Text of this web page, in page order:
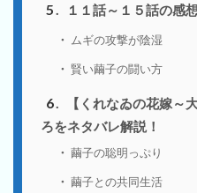
5 １１話～１５話の感
ムギの攻撃が陰湿
賢い繭子の闘い方
6
【くれなゐの花嫁～
ろをネタバレ解説！
繭子の聡明っぷり
繭子との共同生活